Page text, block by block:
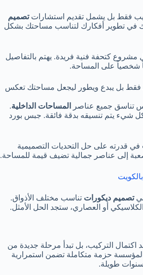
فقط بل يشمل تقديم استشاراتتصميم
في تطوير أفكارك لتناسب مساحتك بشكل
مشروع كتحفة فنية فريدة. يهتم بالتفاصيل
شخصياً على المساحة.
فقط بل يبدع ويطور ليجعل مساحتك تعكس
تناسق جميع عناصر المساحات الداخلية.
كل شيء يتم تنسيقه بدقة فائقة. جبس بورد
في قدرته على حل التحديات التصميمية
إلى عناصر جمالية تضيف قيمة للمساحة.
تصميم ديكورات تناسب مختلف الأذواق.
أو العصاري، ستجد الحل الأمثل.
اكتمال التركيب، بل تبدأ مرحلة جديدة من
المؤسسة حزمة متكاملة تضمن استمرارية
طويلة.